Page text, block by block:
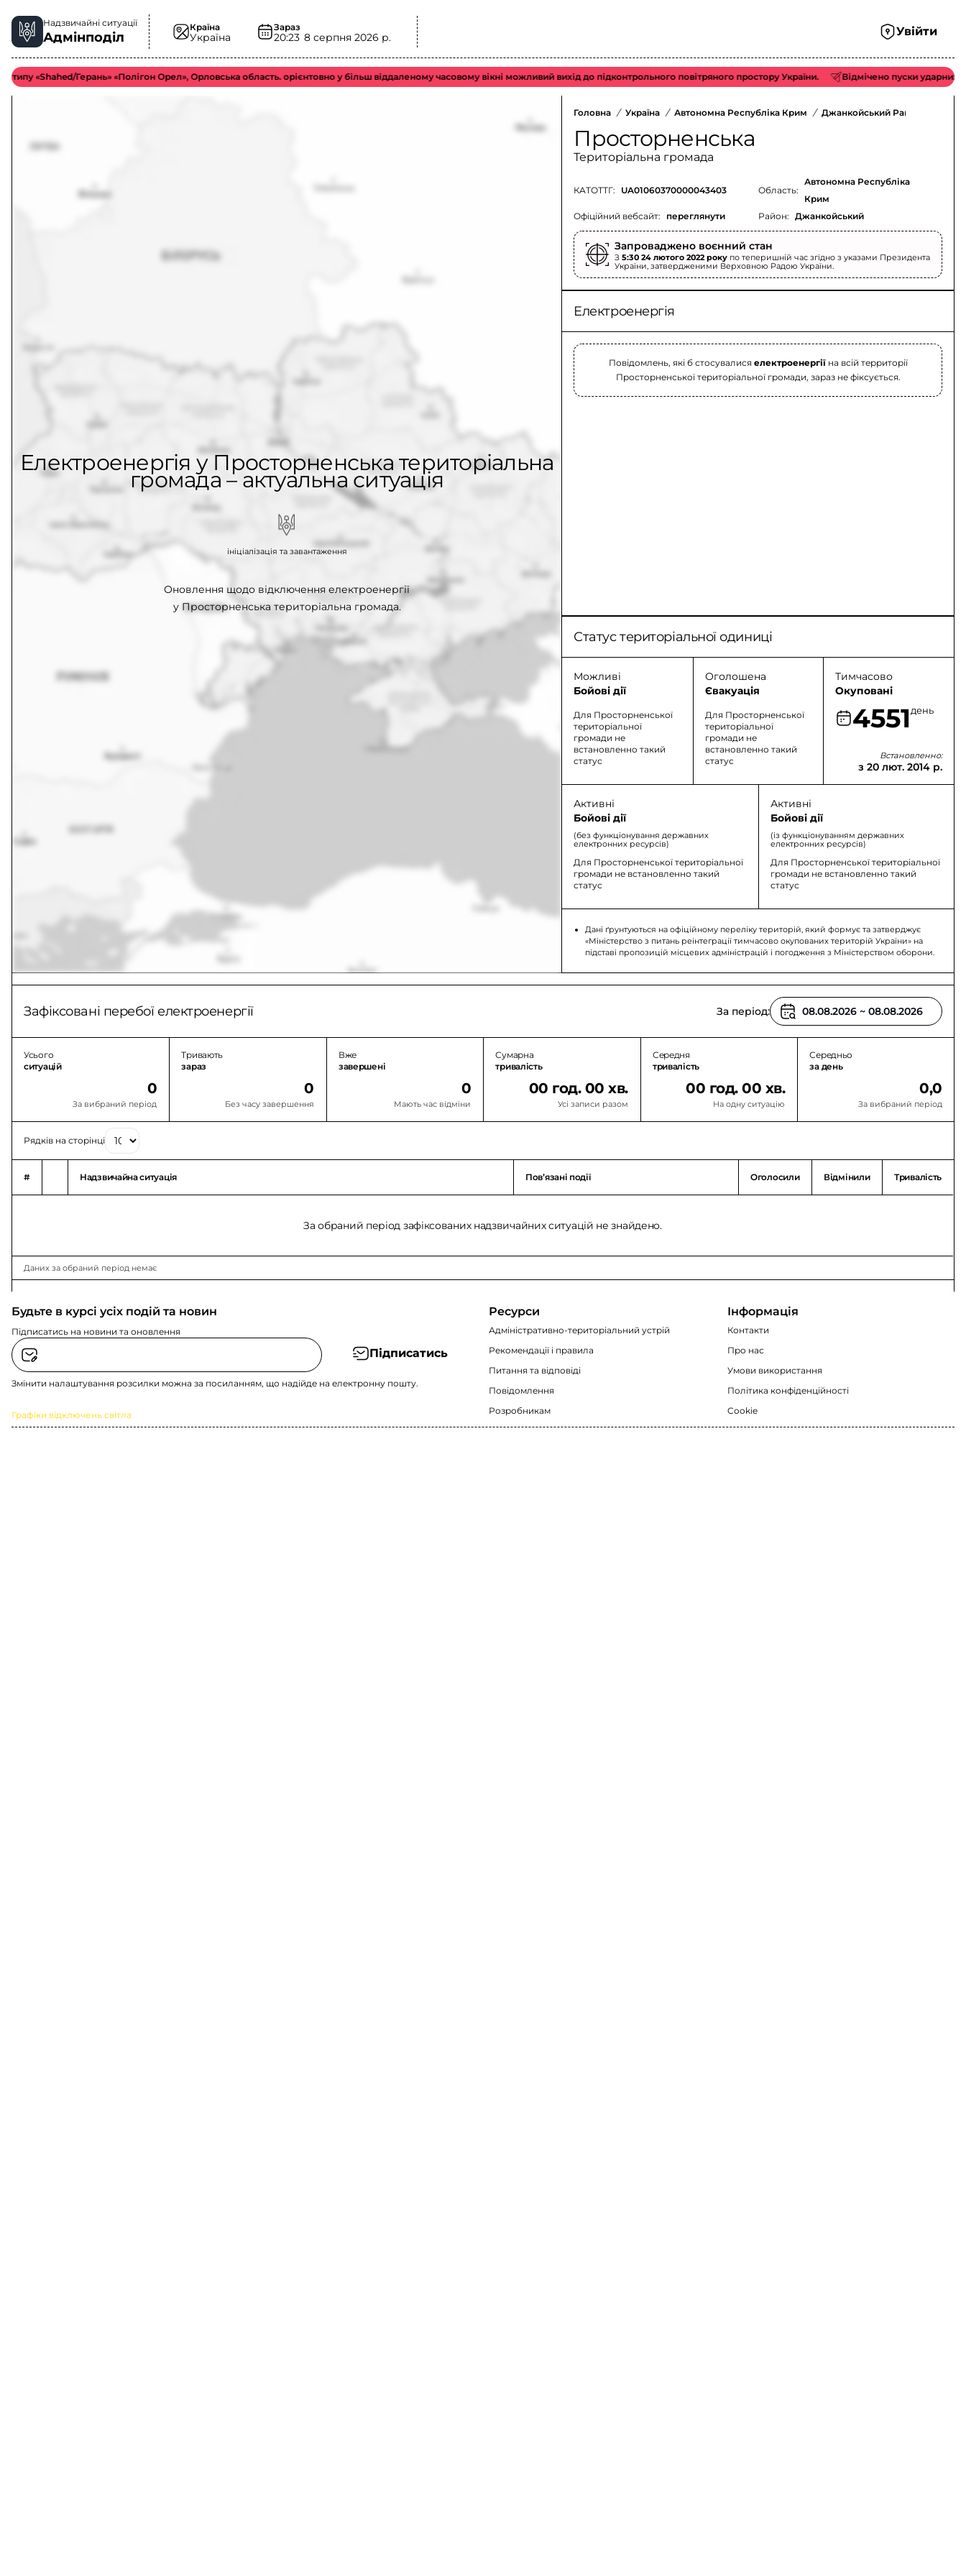
Надзвичайні ситуації
Адмінподіл
Країна
Україна
Зараз
20:23 8 серпня 2026 р. Увійти
Герань» «Полігон Орел», Орловська область. орієнтовно у більш віддаленому часовому вікні можливий вихід до підконтрольного повітряного простору України. Відмічено пуски ударних БпЛА
Електроенергія у Просторненська територіальна
громада – актуальна ситуація
Оновлення щодо відключення електроенергії
у Просторненська територіальна громада.
ініціалізація та завантаження
Головна / Україна / Автономна Республіка Крим / Джанкойський Район
Просторненська
Територіальна громада
КАТОТТГ: UA01060370000043403
Офіційний вебсайт: переглянути
Область:
Автономна Республіка
Крим
Район: Джанкойський
Запроваджено воєнний стан
З5:30 24 лютого 2022 року по теперишній час згідно з указами Президента
України, затвердженими Верховною Радою України.
Електроенергія
Повідомлень, які б стосувалися електроенергіїна всій территорії
Просторненської територіальної громади, зараз не фіксується.
Статус територіальної одиниці
Можливі
Бойові дії
Для Просторненської
територіальної
громади не
встановленно такий
статус
Оголошена
Євакуація
Для Просторненської
територіальної
громади не
встановленно такий
статус
Тимчасово
Окуповані
4551день
Встановленно:
з 20 лют. 2014 р.
Активні
Бойові дії
(без функціонування державних
електронних ресурсів)
Для Просторненської територіальної
громади не встановленно такий
статус
Активні
Бойові дії
(із функціонуванням державних
електронних ресурсів)
Для Просторненської територіальної
громади не встановленно такий
статус
Дані ґрунтуються на офіційному переліку територій, який формує та затверджує
«Міністерство з питань реінтеграції тимчасово окупованих територій України» на
підставі пропозицій місцевих адміністрацій і погодження з Міністерством оборони.
Зафіксовані перебої електроенергії За період:
Усього
ситуацій
0
За вибраний період
Тривають
зараз
0
Без часу завершення
Вже
завершені
0
Мають час відміни
Сумарна
тривалість
00 год. 00 хв.
Усі записи разом
Середня
тривалість
00 год. 00 хв.
На одну ситуацію
Середньо
за день
0,0
За вибраний період
Рядків на сторінці
# Надзвичайна ситуація Повʼязані події Оголосили Відмінили Тривалість
За обраний період зафіксованих надзвичайних ситуацій не знайдено.
Даних за обраний період немає
Будьте в курсі усіх подій та новин
Підписатись на новини та оновлення
Підписатись
Змінити налаштування розсилки можна за посиланням, що надійде на електронну пошту.
Графіки відключень світла
Ресурси
Адміністративно-територіальний устрій
Рекомендації i правила
Питання та відповіді
Повідомлення
Розробникам
Інформація
Контакти
Про нас
Умови використання
Політика конфіденційності
Cookie